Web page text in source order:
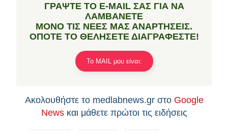
ΓΡΑΨTΕ ΤΟ E-MAIL ΣΑΣ ΓΙΑ ΝΑ
ΛΑΜΒΑΝΕΤΕ
ΜΟΝΟ ΤΙΣ ΝΕΕΣ ΜΑΣ ΑΝΑΡΤΗΣΕΙΣ.
ΟΠΟΤΕ ΤΟ ΘΕΛΗΣΕΤΕ ΔΙΑΓΡΑΦΕΣΤΕ!
Το MAIL μου είναι:
Ακολουθήστε το medlabnews.gr στο Google
Newsκαι μάθετε πρώτοι τις ειδήσεις